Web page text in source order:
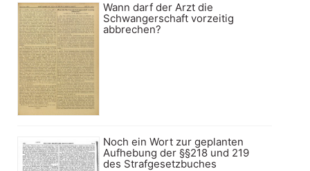
Wann darf der Arzt die
Schwangerschaft vorzeitig
abbrechen?
Noch ein Wort zur geplanten
Aufhebung der §§218 und 219
des Strafgesetzbuches